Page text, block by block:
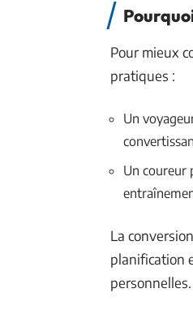
Pour mieux
pratiques :
Un
Un coureur
La
planification
personnelles.